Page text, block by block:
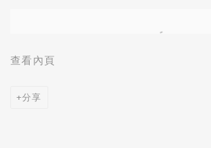
查看內頁
分享